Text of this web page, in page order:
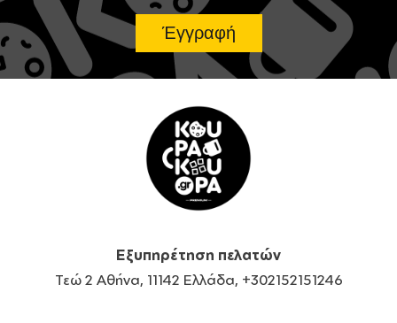
Εξυπηρέτηση πελατών
Τεώ 2 Αθήνα, 11142 Ελλάδα, +302152151246